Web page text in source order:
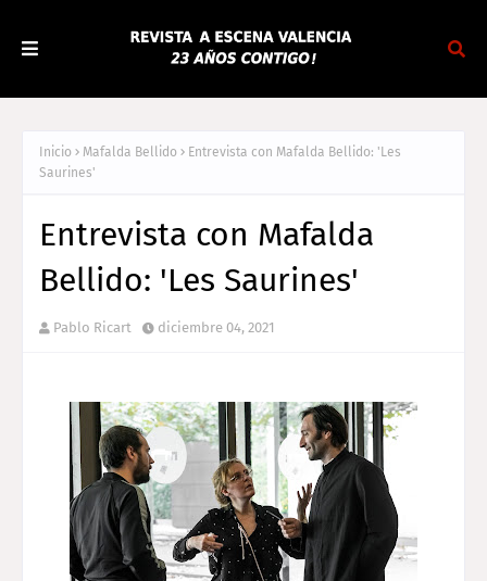
Inicio Mafalda Bellido
Entrevista con Mafalda Bellido: 'Les
Saurines'
Entrevista con Mafalda
Bellido: 'Les Saurines'
Pablo Ricart diciembre 04, 2021